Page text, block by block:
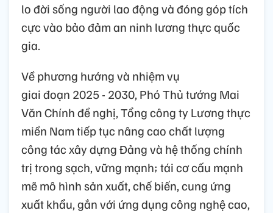
lo đời sống người lao động và đóng góp tích
cực vào bảo đảm an ninh lương thực quốc
gia.
Về phương hướng và nhiệm vụ
giai đoạn 2025 - 2030, Phó Thủ tướng Mai
Văn Chính đề nghị, Tổng công ty Lương thực
miền Nam tiếp tục nâng cao chất lượng
công tác xây dựng Đảng và hệ thống chính
trị trong sạch, vững mạnh; tái cơ cấu mạnh
mẽ mô hình sản xuất, chế biến, cung ứng
xuất khẩu, gắn với ứng dụng công nghệ cao,